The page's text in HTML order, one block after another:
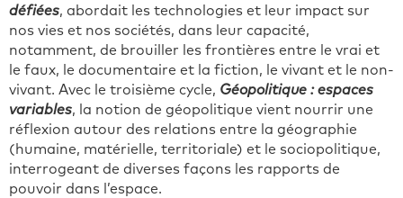
défiées, abordait les technologies et leur impact sur
nos vies et nos sociétés, dans leur capacité,
notamment, de brouiller les frontières entre le vrai et
le faux, le documentaire et la fiction, le vivant et le non-
vivant. Avec le troisième cycle, Géopolitique : espaces
variables, la notion de géopolitique vient nourrir une
réflexion autour des relations entre la géographie
(humaine, matérielle, territoriale) et le sociopolitique,
interrogeant de diverses façons les rapports de
pouvoir dans l’espace.